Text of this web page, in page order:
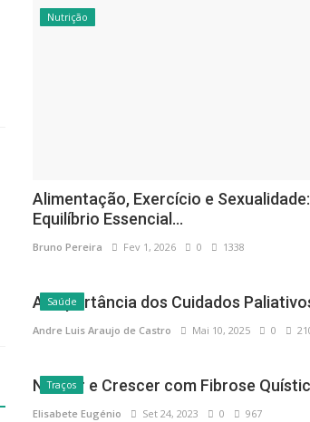
Nutrição
Alimentação, Exercício e
Equilíbrio Essencial...
Bruno Pereira Fev 1, 2026 0 1338
Saúde
A Importância dos Cuidados
Andre Luis Araujo de Castro Mai 10, 2025 0
Traços
Nascer e Crescer com Fibrose
Elisabete Eugénio Set 24, 2023 0 967